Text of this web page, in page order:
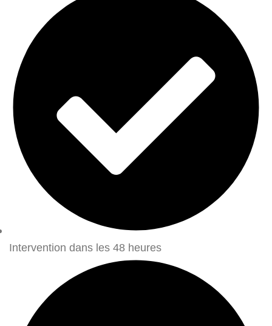
Intervention dans les 48 heures